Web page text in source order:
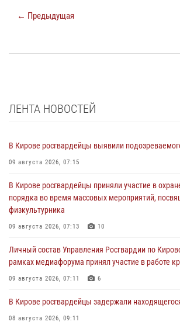
← Предыдущая
ЛЕНТА НОВОСТЕЙ
В Кирове росгвардейцы выявили
09 августа 2026, 07:15
В Кирове росгвардейцы приняли участие в
порядка во время массовых мероприятий,
физкультурника
09 августа 2026, 07:13 10
Личный состав Управления Росгвардии по
рамках медиафорума принял участие в работе
09 августа 2026, 07:11 6
В Кирове росгвардейцы задержали
08 августа 2026, 09:11